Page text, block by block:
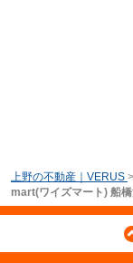
上野の不動産｜VERUS >
mart(ワイズマート) 船